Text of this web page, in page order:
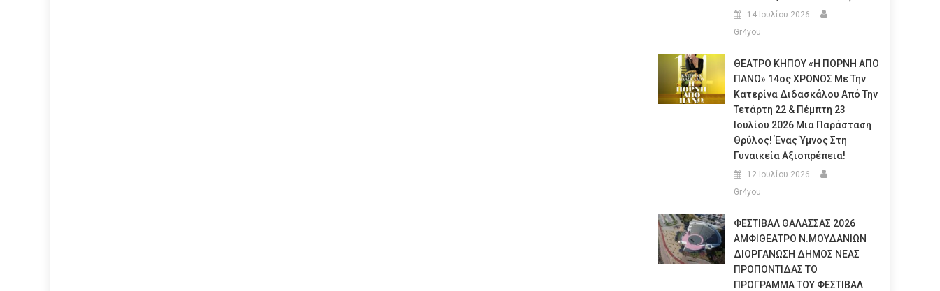
14 Ιουλίου 2026
Gr4you
ΘΕΑΤΡΟ ΚΗΠΟΥ «Η ΠΟΡΝΗ ΑΠΟ
ΠΑΝΩ» 14ος ΧΡΟΝΟΣ Με Την
Κατερίνα Διδασκάλου Από Την
Τετάρτη 22 & Πέμπτη 23
Ιουλίου 2026 Μια Παράσταση
Θρύλος! Ένας Ύμνος Στη
Γυναικεία Αξιοπρέπεια!
12 Ιουλίου 2026
Gr4you
ΦΕΣΤΙΒΑΛ ΘΑΛΑΣΣΑΣ 2026
ΑΜΦΙΘΕΑΤΡΟ Ν.ΜΟΥΔΑΝΙΩΝ
ΔΙΟΡΓΑΝΩΣΗ ΔΗΜΟΣ ΝΕΑΣ
ΠΡΟΠΟΝΤΙΔΑΣ ΤΟ
ΠΡΟΓΡΑΜΜΑ ΤΟΥ ΦΕΣΤΙΒΑΛ